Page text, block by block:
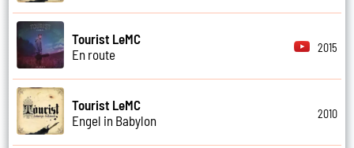
Tourist LeMC
En route
2015
Tourist LeMC
Engel in Babylon
2010